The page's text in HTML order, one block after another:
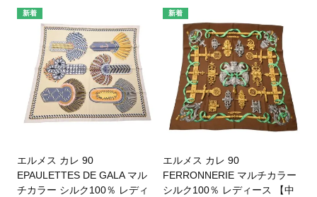
新着
エルメス カレ 90
EPAULETTES DE GALA マル
チカラー シルク100％ レディ
新着
エルメス カレ 90
FERRONNERIE マルチカラー
シルク100％ レディース 【中